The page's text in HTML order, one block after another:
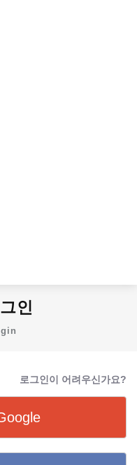
인
로그인이 어려우신가요?